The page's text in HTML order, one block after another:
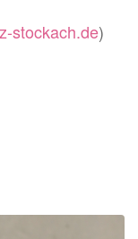
stockach.de)